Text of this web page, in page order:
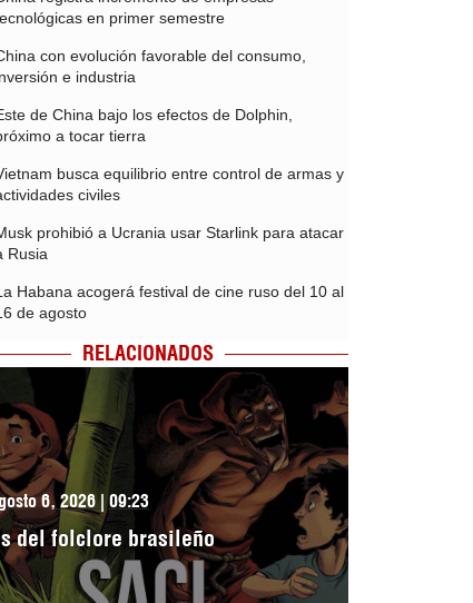
en primer semestre
con evolución favorable del consumo,
e industria
de China bajo los efectos de Dolphin,
a tocar tierra
busca equilibrio entre control de armas y
civiles
prohibió a Ucrania usar Starlink para atacar
Rusia
Habana acogerá festival de cine ruso del 10 al
de agosto
RELACIONADOS
6, 2026 | 09:23
del folclore brasileño